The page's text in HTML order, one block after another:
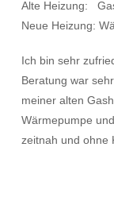
Alte Heizung:
Neue Heizung:
Ich bin sehr
Beratung war
meiner alten
Wärmepumpe
zeitnah und ohne